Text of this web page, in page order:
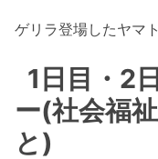
ゲリラ登場したヤマ
1日目・2
ー(社会福
と)